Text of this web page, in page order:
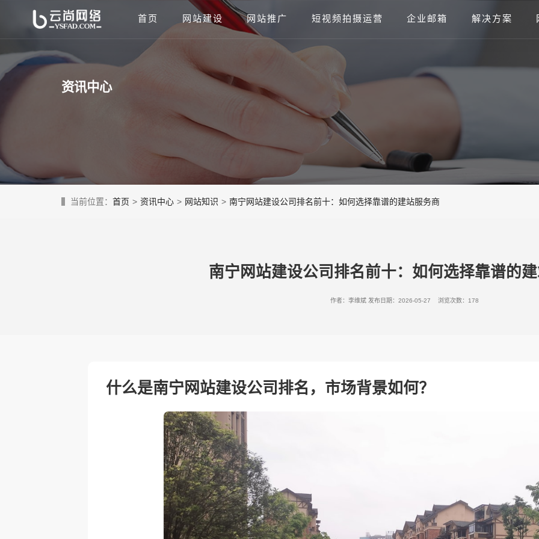
首页 网站建设 网站推广 短视频拍摄运营 企业邮箱 解决方案
资讯中心
当前位置： 首页 > 资讯中心 > 网站知识 > 南宁网站建设公司排名前十：如何选择靠谱的建站服务商
南宁网站建设公司排名前十：如何选择靠谱的
作者：李维斌 发布日期：2026-05-27 浏览次数：178
什么是南宁网站建设公司排名，市场背景如何？